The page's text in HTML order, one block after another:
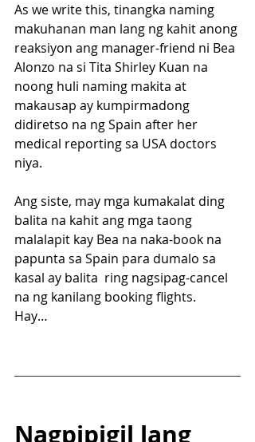
As we write this, tinangka naming
makuhanan man lang ng kahit anong
reaksiyon ang manager-friend ni Bea
Alonzo na si Tita Shirley Kuan na
noong huli naming makita at
makausap ay kumpirmadong
didiretso na ng Spain after her
medical reporting sa USA doctors
niya.
Ang siste, may mga kumakalat ding
balita na kahit ang mga taong
malalapit kay Bea na naka-book na
papunta sa Spain para dumalo sa
kasal ay balita  ring nagsipag-cancel
na ng kanilang booking flights.
Hay…
Nagpipigil lang